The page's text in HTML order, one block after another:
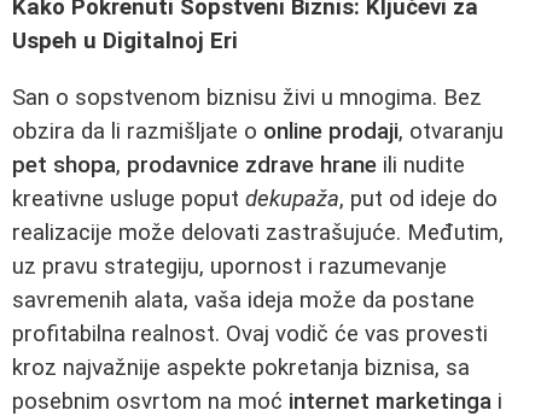
Kako Pokrenuti Sopstveni Biznis: Ključevi za
Uspeh u Digitalnoj Eri
San o sopstvenom biznisu živi u mnogima. Bez
obzira da li razmišljate o online prodaji, otvaranju
pet shopa, prodavnice zdrave hrane ili nudite
kreativne usluge poput dekupaža, put od ideje do
realizacije može delovati zastrašujuće. Međutim,
uz pravu strategiju, upornost i razumevanje
savremenih alata, vaša ideja može da postane
profitabilna realnost. Ovaj vodič će vas provesti
kroz najvažnije aspekte pokretanja biznisa, sa
posebnim osvrtom na moć internet marketinga i